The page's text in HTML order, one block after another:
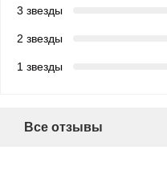
3 звезды
2 звезды
1 звезды
Все отзывы